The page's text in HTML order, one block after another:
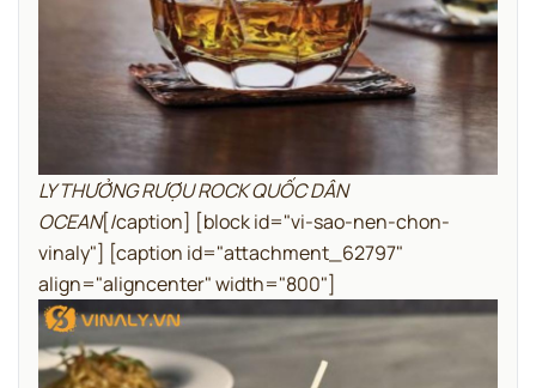
LY THƯỞNG RƯỢU ROCK QUỐC DÂN
OCEAN[/caption] [block id="vi-sao-nen-chon-
vinaly"] [caption id="attachment_62797"
align="aligncenter" width="800"]